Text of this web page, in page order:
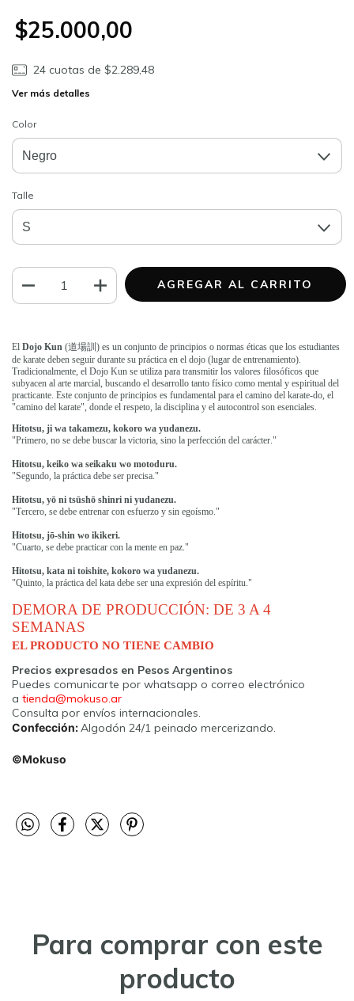
$25.000,00
24 cuotas de $2.289,48
Ver más detalles
Color
Talle
El Dojo Kun (道場訓) es un conjunto de principios o normas éticas que los estudiantes
de karate deben seguir durante su práctica en el dojo (lugar de entrenamiento).
Tradicionalmente, el Dojo Kun se utiliza para transmitir los valores filosóficos que
subyacen al arte marcial, buscando el desarrollo tanto físico como mental y espiritual del
practicante. Este conjunto de principios es fundamental para el camino del karate-do, el
"camino del karate", donde el respeto, la disciplina y el autocontrol son esenciales.
Hitotsu, ji wa takamezu, kokoro wa yudanezu.
"Primero, no se debe buscar la victoria, sino la perfección del carácter."
Hitotsu, keiko wa seikaku wo motoduru.
"Segundo, la práctica debe ser precisa."
Hitotsu, yō ni tsūshō shinri ni yudanezu.
"Tercero, se debe entrenar con esfuerzo y sin egoísmo."
Hitotsu, jō-shin wo ikikeri.
"Cuarto, se debe practicar con la mente en paz."
Hitotsu, kata ni toishite, kokoro wa yudanezu.
"Quinto, la práctica del kata debe ser una expresión del espíritu."
DEMORA DE PRODUCCIÓN: DE 3 A 4
SEMANAS
EL PRODUCTO NO TIENE CAMBIO
Precios expresados en Pesos Argentinos
Puedes comunicarte por whatsapp o correo electrónico
a tienda@mokuso.ar
Consulta por envíos internacionales.
Confección:Algodón 24/1 peinado mercerizando.
©Mokuso
Para comprar con este
producto